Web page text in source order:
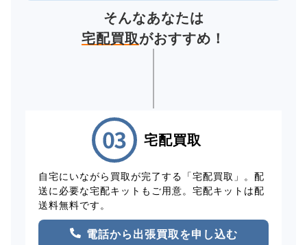
そんなあなたは
宅配買取がおすすめ！
宅配買取
自宅にいながら買取が完了する「宅配買取」。配
送に必要な宅配キットもご用意。宅配キットは配
送料無料です。
電話から出張買取を申し込む